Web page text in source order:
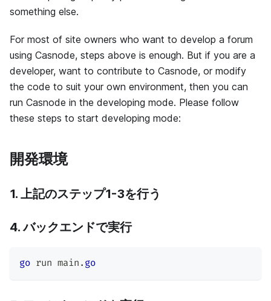
something else.
For most of site owners who want to develop a forum
using Casnode, steps above is enough. But if you are a
developer, want to contribute to Casnode, or modify
the code to suit your own environment, then you can
run Casnode in the developing mode. Please follow
these steps to start developing mode:
開発環境
1. 上記のステップ1-3を行う
4. バックエンドで実行
go run main . go